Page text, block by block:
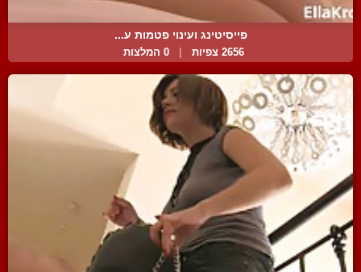
פייסיטינג ועינוי פטמות ע...
2656 צפיות 0 המלצות